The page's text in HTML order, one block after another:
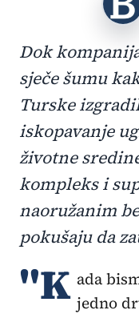
Dok
sječe šumu
Turske
iskopavanje
životne
kompleks i
naoružanim
pokušaju da
"K ada
jedno